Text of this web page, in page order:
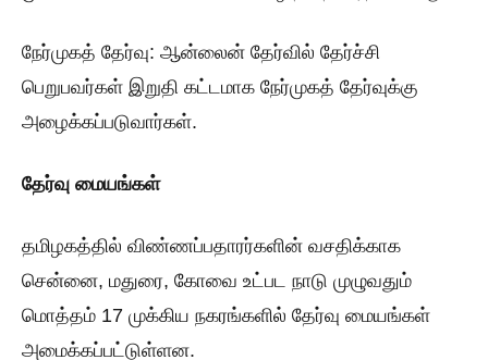
நேர்முகத் தேர்வு: ஆன்லைன் தேர்வில் தேர்ச்சி
பெறுபவர்கள் இறுதி கட்டமாக நேர்முகத் தேர்வுக்கு
அழைக்கப்படுவார்கள்.
தேர்வு மையங்கள்
தமிழகத்தில் விண்ணப்பதாரர்களின் வசதிக்காக
சென்னை, மதுரை, கோவை உட்பட நாடு முழுவதும்
மொத்தம் 17 முக்கிய நகரங்களில் தேர்வு மையங்கள்
அமைக்கப்பட்டுள்ளன.